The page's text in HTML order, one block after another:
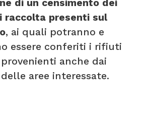
di un censimento dei
raccolta presenti sul
, ai quali potranno e
essere conferiti i rifiuti
anche dai
aree interessate.